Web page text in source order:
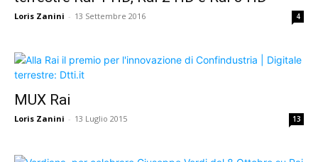
Loris Zanini - 13 Settembre 2016 4
MUX Rai
Loris Zanini - 13 Luglio 2015 13